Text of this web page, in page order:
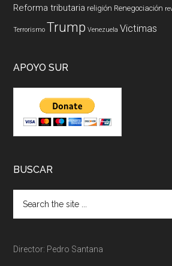
Reforma tributaria religión Renegociación
Terrorismo Trump Venezuela Victimas
APOYO SUR
BUSCAR
Director: Pedro Santana